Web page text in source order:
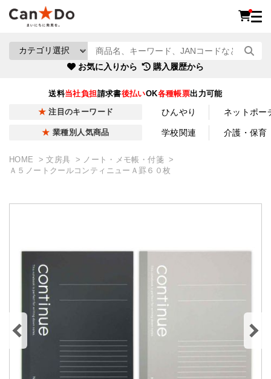
お気に入りから 購入履歴から
送料当社負担請求書後払いOK各種帳票出力可能
注目のキーワード ひんやり ネットポー
業種別人気商品 学校関連 介護・保育
HOME 文房具
ノート・メモ帳・付箋
Ａ５ノートクールコンティニューＡ罫６０枚